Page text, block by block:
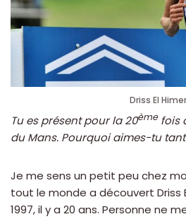
Driss El Himer
Tu es présent pour la 20èmefois
du Mans. Pourquoi aimes-tu
Je me sens un petit peu chez
tout le monde a découvert Driss
1997, il y a 20 ans. Personne ne